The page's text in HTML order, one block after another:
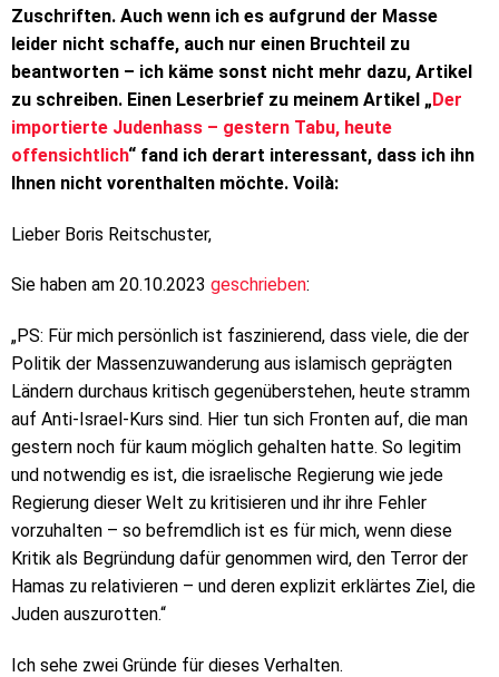
Zuschriften. Auch wenn ich es aufgrund der Masse
leider nicht schaffe, auch nur einen Bruchteil zu
beantworten – ich käme sonst nicht mehr dazu, Artikel
zu schreiben. Einen Leserbrief zu meinem Artikel „Der
importierte Judenhass – gestern Tabu, heute
offensichtlich“ fand ich derart interessant, dass ich ihn
Ihnen nicht vorenthalten möchte. Voilà:
Lieber Boris Reitschuster,
Sie haben am 20.10.2023 geschrieben:
„PS: Für mich persönlich ist faszinierend, dass viele, die der
Politik der Massenzuwanderung aus islamisch geprägten
Ländern durchaus kritisch gegenüberstehen, heute stramm
auf Anti-Israel-Kurs sind. Hier tun sich Fronten auf, die man
gestern noch für kaum möglich gehalten hatte. So legitim
und notwendig es ist, die israelische Regierung wie jede
Regierung dieser Welt zu kritisieren und ihr ihre Fehler
vorzuhalten – so befremdlich ist es für mich, wenn diese
Kritik als Begründung dafür genommen wird, den Terror der
Hamas zu relativieren – und deren explizit erklärtes Ziel, die
Juden auszurotten.“
Ich sehe zwei Gründe für dieses Verhalten.